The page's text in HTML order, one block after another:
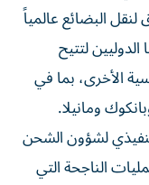
البضائع عالمياً
لتتيح
الأخرى، بما في
ومانيلا.
لشؤون الشحن
الناجحة التي